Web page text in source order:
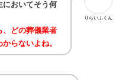
りらいふくん
においてそう何
、どの葬儀業者
らないよね。